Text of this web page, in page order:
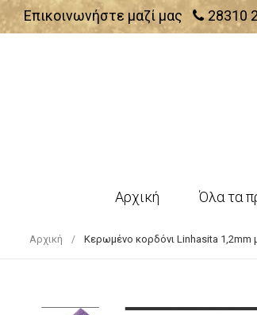
Επικοινωνήστε μαζί μας 28310
Αρχική Όλα τα
Αρχική Κερωμένο κορδόνι Linhasita 1,2mm